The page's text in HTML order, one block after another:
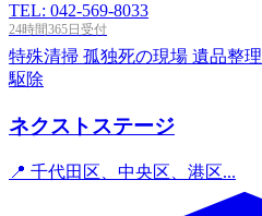
TEL: 042-569-8033
24時間365日受付
特殊清掃 孤独死の現場 遺品整理
駆除
ネクストステージ
📍 千代田区、中央区、港区...